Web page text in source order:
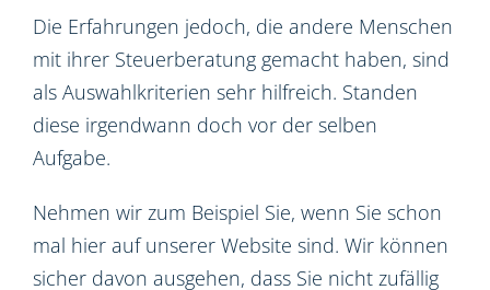
Die Erfahrungen jedoch, die andere Menschen
mit ihrer Steuerberatung gemacht haben, sind
als Auswahlkriterien sehr hilfreich. Standen
diese irgendwann doch vor der selben
Aufgabe.
Nehmen wir zum Beispiel Sie, wenn Sie schon
mal hier auf unserer Website sind. Wir können
sicher davon ausgehen, dass Sie nicht zufällig